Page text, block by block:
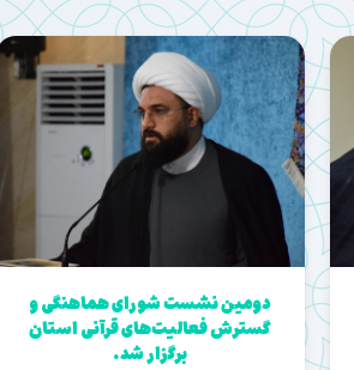
دومین نشست شورای هماهنگی و
گسترش فعالیت‌های قرآنی استان
برگزار شد.